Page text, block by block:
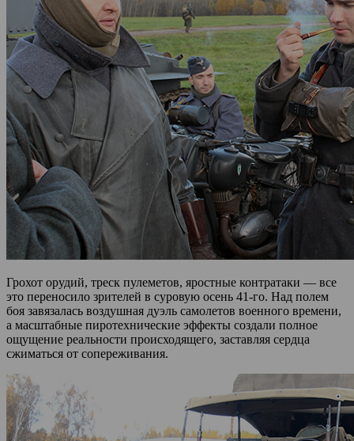
Грохот орудий, треск пулеметов, яростные контратаки — все
это переносило зрителей в суровую осень 41-го. Над полем
боя завязалась воздушная дуэль самолетов военного времени,
а масштабные пиротехнические эффекты создали полное
ощущение реальности происходящего, заставляя сердца
сжиматься от сопереживания.